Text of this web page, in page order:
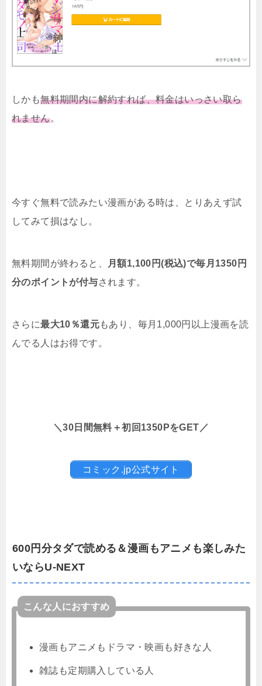
しかも無料期間内に解約すれば、料金はいっさい取ら
れません。
今すぐ無料で読みたい漫画がある時は、とりあえず試
してみて損はなし。
無料期間が終わると、
月額1,100円(税込)で毎月1350円
分のポイントが付与されます。
さらに最大10％還元もあり、毎月1,000円以上漫画を読
んでる人はお得です。
＼30日間無料＋初回1350PをGET／
コミック.jp公式サイト
600円分タダで読める＆漫画もアニメも楽しみた
いならU-NEXT
こんな人におすすめ
漫画もアニメもドラマ・映画も好きな人
雑誌も定期購入している人